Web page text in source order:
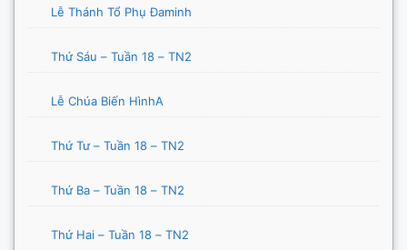
Lễ Thánh Tổ Phụ Đaminh
Thứ Sáu – Tuần 18 – TN2
Lễ Chúa Biến HìnhA
Thứ Tư – Tuần 18 – TN2
Thứ Ba – Tuần 18 – TN2
Thứ Hai – Tuần 18 – TN2